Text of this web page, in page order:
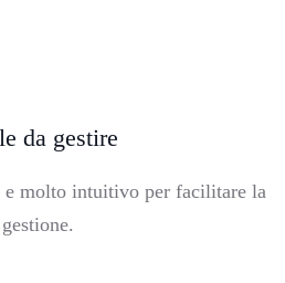
da gestire
e molto intuitivo per facilitare la
gestione.